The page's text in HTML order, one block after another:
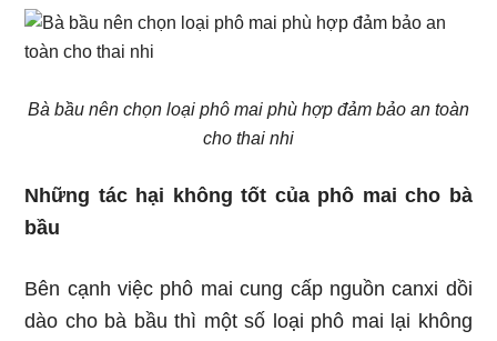
Bà bầu nên chọn loại phô mai phù hợp đảm bảo an toàn
cho thai nhi
Những tác hại không tốt của phô mai cho bà
bầu
Bên cạnh việc phô mai cung cấp nguồn canxi dồi
dào cho bà bầu thì một số loại phô mai lại không